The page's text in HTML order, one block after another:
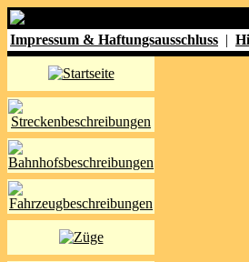
Impressum & Haftungsausschluss |